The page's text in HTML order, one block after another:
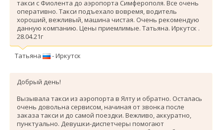
такси с Фиолента до аэропорта Симферополя. Все очень
оперативно. Такси подъехало вовремя, водитель
хороший, вежливый, машина чистая. Очень рекомендую
данную компанию. Цены приемлимые. Татьяна. Иркутск .
28.04.21г
Татьяна - Иркутск
Добрый день!
Вызывала такси из аэропорта в Ялту и обратно. Осталась
очень довольна сервисом, начиная от звонка после
заказа такси и до самой поездки. Вежливо, аккуратно,
пунктуально. Девушки-диспетчеры помогают